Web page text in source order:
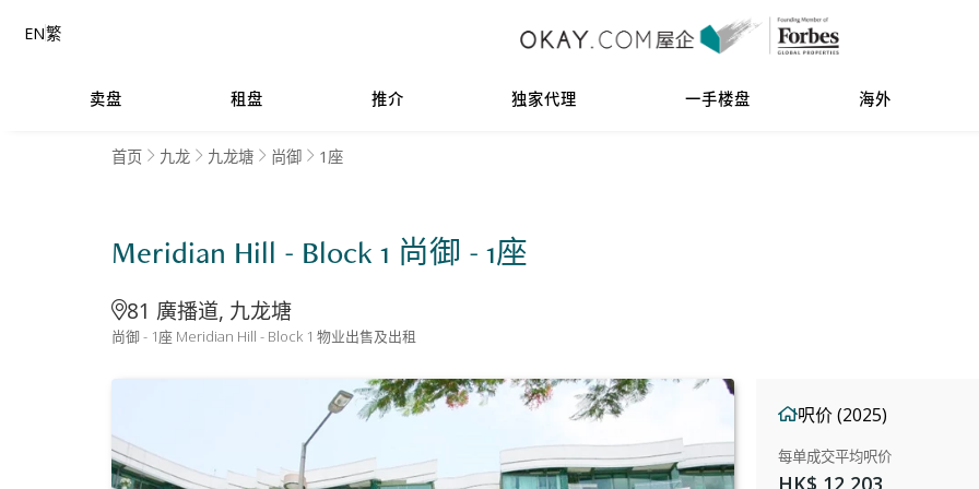
卖盘 租盘 推介 独家代理 一手楼盘 海外
EN繁
首页 九龙 九龙塘 尚御 1座
Meridian Hill - Block 1 尚御 - 1座
81 廣播道, 九龙塘
尚御 - 1座 Meridian Hill - Block 1 物业出售及出租
呎价 (2025)
每单成交平均呎价
HK$ 12,203